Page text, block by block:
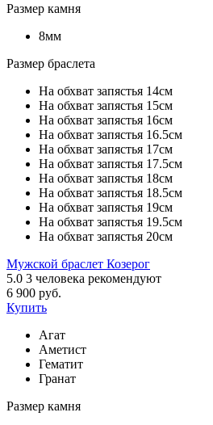
Размер камня
8мм
Размер браслета
На обхват запястья 14см
На обхват запястья 15см
На обхват запястья 16см
На обхват запястья 16.5см
На обхват запястья 17см
На обхват запястья 17.5см
На обхват запястья 18см
На обхват запястья 18.5см
На обхват запястья 19см
На обхват запястья 19.5см
На обхват запястья 20см
Мужской браслет Козерог
5.0 3 человека рекомендуют
6 900 руб.
Купить
Агат
Аметист
Гематит
Гранат
Размер камня